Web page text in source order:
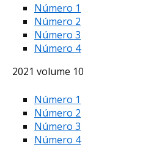
Número 1
Número 2
Número 3
Número 4
2021 volume 10
Número 1
Número 2
Número 3
Número 4